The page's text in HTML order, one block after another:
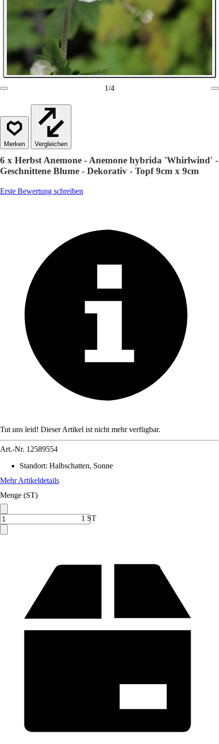
1/4
Vergleichen
6 x Herbst Anemone - Anemone hybrida 'Whirlwind' -
Geschnittene Blume - Dekorativ - Topf 9cm x 9cm
Erste Bewertung schreiben
Tut uns leid! Dieser Artikel ist nicht mehr verfügbar.
Art.-Nr. 12589554
Standort: Halbschatten, Sonne
Mehr Artikeldetails
Menge (ST)
1 ST